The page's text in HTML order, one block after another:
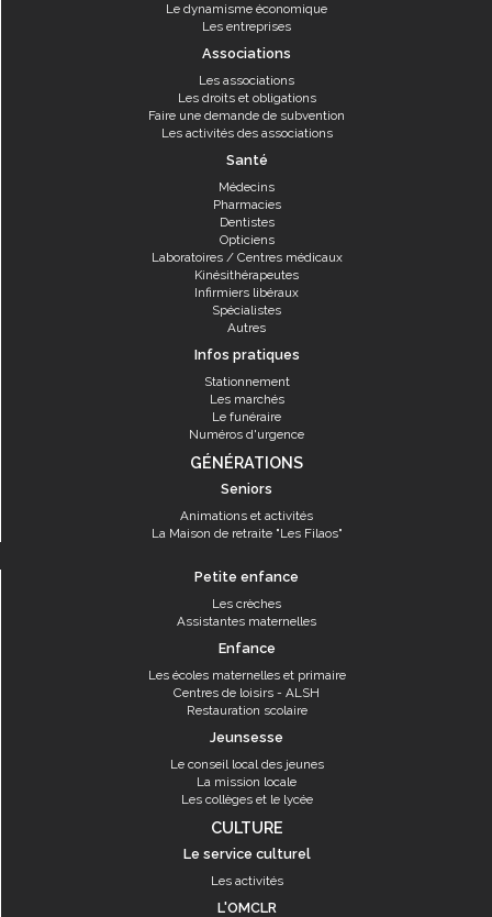
Le dynamisme économique
Les entreprises
Associations
Les associations
Les droits et obligations
Faire une demande de subvention
Les activités des associations
Santé
Médecins
Pharmacies
Dentistes
Opticiens
Laboratoires / Centres médicaux
Kinésithérapeutes
Infirmiers libéraux
Spécialistes
Autres
Infos pratiques
Stationnement
Les marchés
Le funéraire
Numéros d'urgence
GÉNÉRATIONS
Seniors
Animations et activités
La Maison de retraite "Les Filaos"
Petite enfance
Les crèches
Assistantes maternelles
Enfance
Les écoles maternelles et primaire
Centres de loisirs - ALSH
Restauration scolaire
Jeunsesse
Le conseil local des jeunes
La mission locale
Les collèges et le lycée
CULTURE
Le service culturel
Les activités
L'OMCLR